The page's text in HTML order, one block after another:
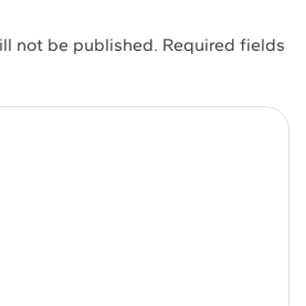
not be published. Required fields